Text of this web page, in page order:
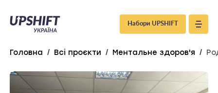
Upshift
–
Україна
Набори UPSHIFT
Головна / Всі проєкти / Ментальне здоров'я /